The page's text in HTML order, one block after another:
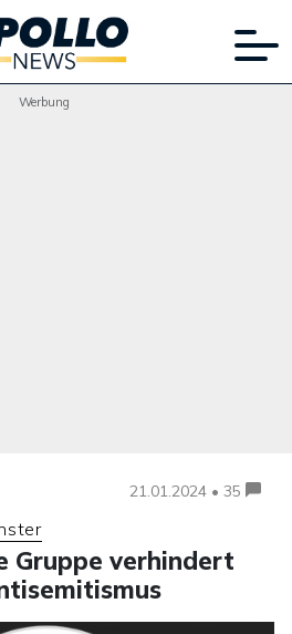
Werbung
21.01.2024 • 35
Gruppe verhindert